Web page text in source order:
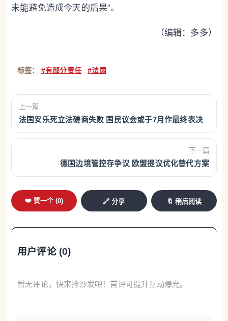
未能避免造成今天的后果”。
（编辑：多多）
标签： #有部分责任 #法国
上一篇
法国安乐死立法磋商失败 国民议会或于7月作最终表决
下一篇
德国边境管控存争议 欧盟提议优化替代方案
❤️ 赞一个 (0) 🔗 分享 🔖 稍后阅读
用户评论 (0)
暂无评论，快来抢沙发吧！首评可提升互动曝光。